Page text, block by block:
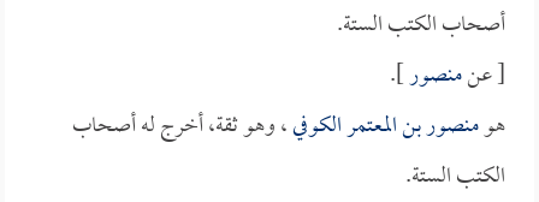
أصحاب الكتب الستة.
[ عنمنصور].
هومنصور بن المعتمر الكوفي، وهو ثقة، أخرج له أصحاب
الكتب الستة.